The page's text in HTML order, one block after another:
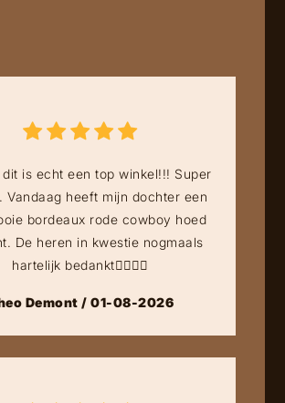
dit is echt een top winkel!!! Super
Vandaag heeft mijn dochter een
bordeaux rode cowboy hoed
De heren in kwestie nogmaals
hartelijk bedankt👍🏻👍🏻
Demont / 01-08-2026